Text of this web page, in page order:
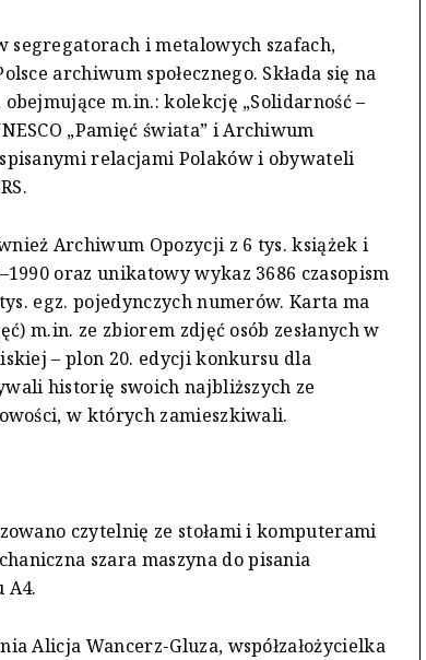
segregatorach i metalowych szafach,
archiwum społecznego. Składa się na
m.in.: kolekcję „Solidarność –
„Pamięć świata” i Archiwum
relacjami Polaków i obywateli
Archiwum Opozycji z 6 tys. książek i
oraz unikatowy wykaz 3686 czasopism
egz. pojedynczych numerów. Karta ma
m.in. ze zbiorem zdjęć osób zesłanych w
– plon 20. edycji konkursu dla
historię swoich najbliższych ze
w których zamieszkiwali.
czytelnię ze stołami i komputerami
szara maszyna do pisania
A4.
Alicja Wancerz-Gluza, współzałożycielka